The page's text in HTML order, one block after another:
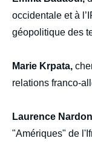
occidentale et à
géopolitique des
Marie Krpata,
relations franco-
Laurence
"Amériques" de